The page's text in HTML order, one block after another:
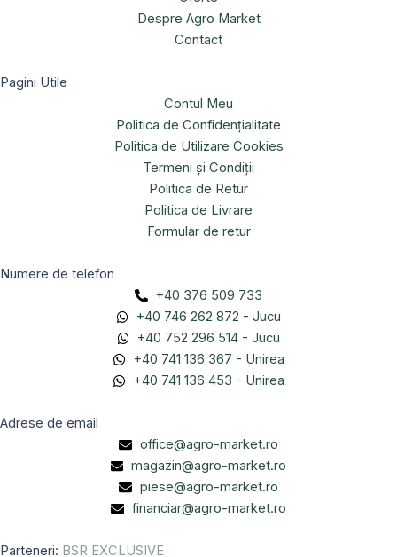
Despre Agro Market
Contact
Pagini Utile
Contul Meu
Politica de Confidențialitate
Politica de Utilizare Cookies
Termeni și Condiții
Politica de Retur
Politica de Livrare
Formular de retur
Numere de telefon
+40 376 509 733
+40 746 262 872 - Jucu
+40 752 296 514 - Jucu
+40 741 136 367 - Unirea
+40 741 136 453 - Unirea
Adrese de email
office@agro-market.ro
magazin@agro-market.ro
piese@agro-market.ro
financiar@agro-market.ro
Parteneri: BSR EXCLUSIVE